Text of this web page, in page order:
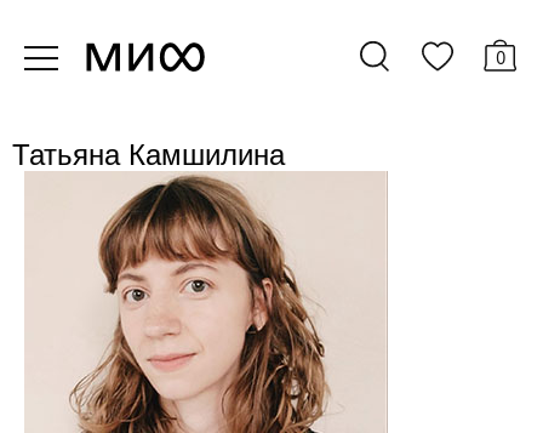
0
Татьяна Камшилина